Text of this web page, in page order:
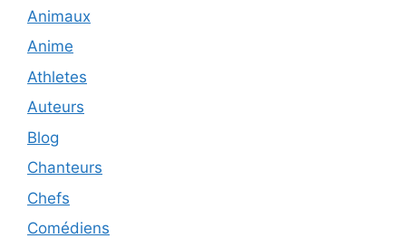
Animaux
Anime
Athletes
Auteurs
Blog
Chanteurs
Chefs
Comédiens